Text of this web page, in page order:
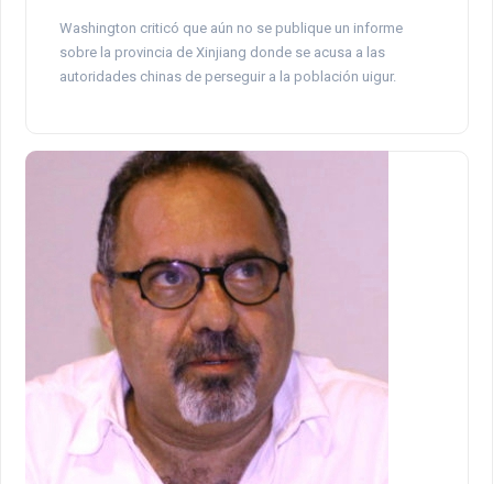
Washington criticó que aún no se publique un informe
sobre la provincia de Xinjiang donde se acusa a las
autoridades chinas de perseguir a la población uigur.